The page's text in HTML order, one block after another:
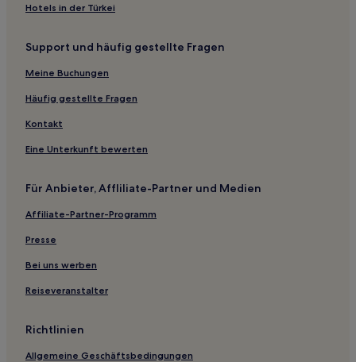
Hotels in der Türkei
Support und häufig gestellte Fragen
Meine Buchungen
Häufig gestellte Fragen
Kontakt
Eine Unterkunft bewerten
Für Anbieter, Affliliate-Partner und Medien
Affiliate-Partner-Programm
Presse
Bei uns werben
Reiseveranstalter
Richtlinien
Allgemeine Geschäftsbedingungen